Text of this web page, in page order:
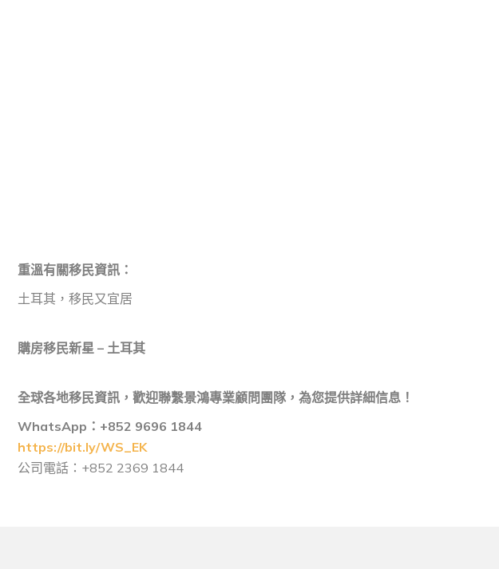
重溫有關移民資訊：
土耳其，移民又宜居
購房移民新星 – 土耳其
全球各地移民資訊，歡迎聯繫景鴻專業顧問團隊，為您提供詳細信息！
WhatsApp ：+852 9696 1844
https://bit.ly/WS_EK
公司電話：+852 2369 1844